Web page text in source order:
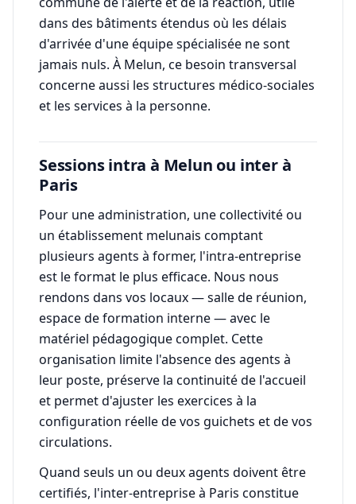
dans des bâtiments étendus où les délais
d'arrivée d'une équipe spécialisée ne sont
jamais nuls. À Melun, ce besoin transversal
concerne aussi les structures médico-sociales
et les services à la personne.
Sessions intra à Melun ou inter à
Paris
Pour une administration, une collectivité ou
un établissement melunais comptant
plusieurs agents à former, l'intra-entreprise
est le format le plus efficace. Nous nous
rendons dans vos locaux — salle de réunion,
espace de formation interne — avec le
matériel pédagogique complet. Cette
organisation limite l'absence des agents à
leur poste, préserve la continuité de l'accueil
et permet d'ajuster les exercices à la
configuration réelle de vos guichets et de vos
circulations.
Quand seuls un ou deux agents doivent être
certifiés, l'inter-entreprise à Paris constitue